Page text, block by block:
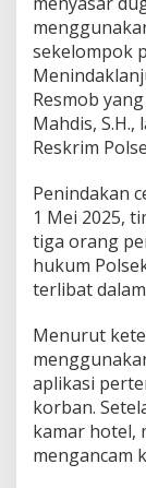
sekelompok
Resmob
Mahdis,
Reskrim
Penindakan
1 Mei 2025,
tiga orang
hukum
terlibat
Menurut
aplikasi
korban.
kamar hotel,
mengancam